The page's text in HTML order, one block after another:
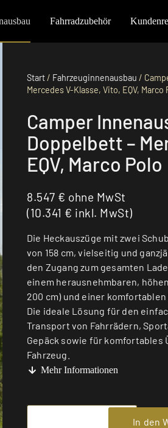
Fahrradzubehör
Start/ Fahrzeuginnenausbau /
Mercedes V-Klasse, Vito, EQV, Marco
Camper
Doppelbett –
EQV, Marco Polo
8.547 € ohne MwSt
(10.341 € inkl. MwSt)
Die Heckauszüge mit zwei
von 158 cm, vielseitig und
den Zugang zum gesamten
einem herausnehmbaren,
200 cm) und einer komfortablen
Die ideale Lösung für den
Transport von Fahrrädern,
Gepäck sowie für komfortables
Fahrzeug.
Mehr Informationen
In den